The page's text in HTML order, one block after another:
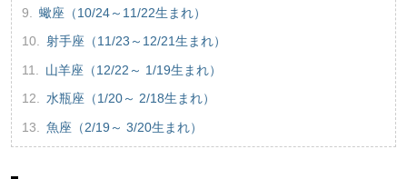
蠍座（10/24～11/22生まれ）
射手座（11/23～12/21生まれ）
山羊座（12/22～ 1/19生まれ）
水瓶座（1/20～ 2/18生まれ）
魚座（2/19～ 3/20生まれ）